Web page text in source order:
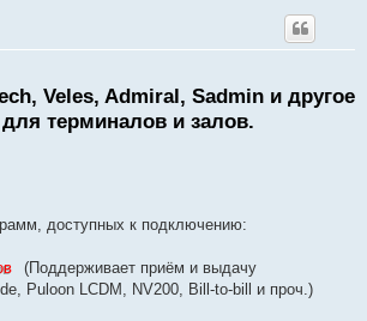
Veles, Admiral, Sadmin и другое
терминалов и залов.
доступных к подключению:
(Поддерживает приём и выдачу
Puloon LCDM, NV200, Bill-to-bill и проч.)